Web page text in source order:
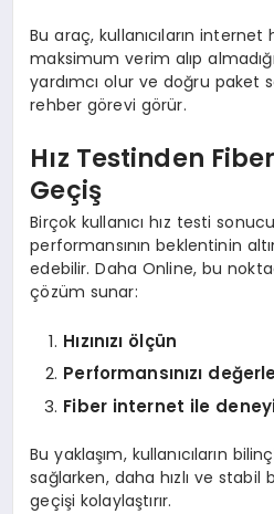
Bu araç, kullanıcıların
maksimum verim alıp
yardımcı olur ve doğru paket
rehber görevi görür.
Hız Testinden
Geçiş
Birçok kullanıcı hız testi
performansının beklentinin
edebilir. Daha Online, bu
çözüm sunar:
Hızınızı ölçün
Performansınızı
Fiber internet ile
Bu yaklaşım, kullanıcıların
sağlarken, daha hızlı ve
geçişi kolaylaştırır.